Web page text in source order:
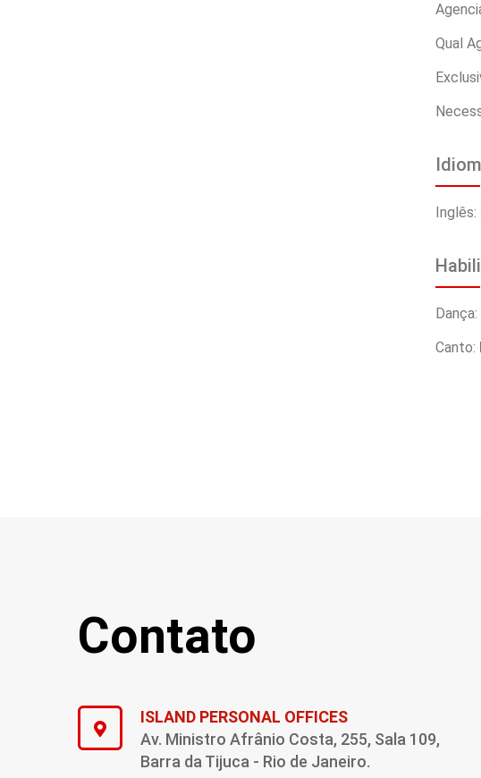
Qual
Inglês:
Dança:
Canto:
Contato
ISLAND PERSONAL OFFICES
Av. Ministro Afrânio Costa, 255, Sala 109,
Barra da Tijuca - Rio de Janeiro.